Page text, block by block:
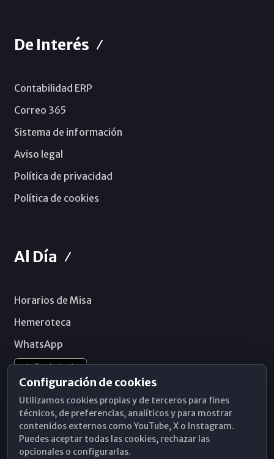
De Interés
Contabilidad ERP
Correo 365
Sistema de información
Aviso legal
Política de privacidad
Política de cookies
Al Día
Horarios de Misa
Hemeroteca
WhatsApp
Configuración de cookies
Utilizamos cookies propias y de terceros para fines
técnicos, de preferencias, analíticos y para mostrar
contenidos externos como YouTube, X o Instagram.
Puedes aceptar todas las cookies, rechazar las
opcionales o configurarlas.